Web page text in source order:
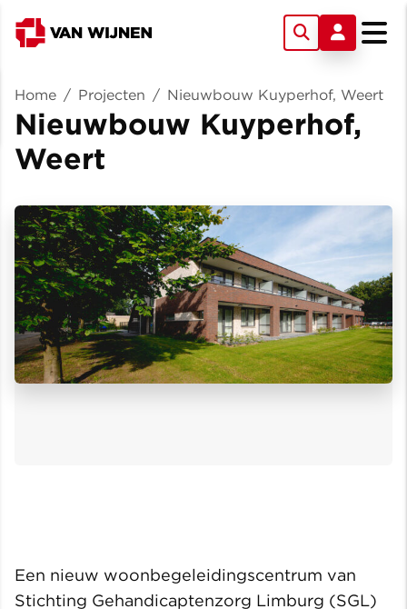
Home / Projecten / Nieuwbouw Kuyperhof, Weert
Nieuwbouw Kuyperhof,
Weert
Een nieuw woonbegeleidingscentrum van
Stichting Gehandicaptenzorg Limburg (SGL)